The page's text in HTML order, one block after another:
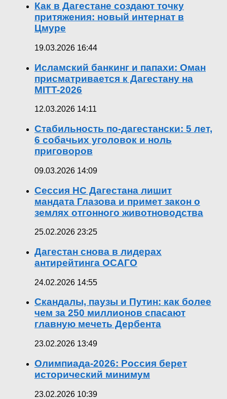
Как в Дагестане создают точку
притяжения: новый интернат в
Цмуре
19.03.2026 16:44
Исламский банкинг и папахи: Оман
присматривается к Дагестану на
MITT-2026
12.03.2026 14:11
Стабильность по-дагестански: 5 лет,
6 собачьих уголовок и ноль
приговоров
09.03.2026 14:09
Сессия НС Дагестана лишит
мандата Глазова и примет закон о
землях отгонного животноводства
25.02.2026 23:25
Дагестан снова в лидерах
антирейтинга ОСАГО
24.02.2026 14:55
Скандалы, паузы и Путин: как более
чем за 250 миллионов спасают
главную мечеть Дербента
23.02.2026 13:49
Олимпиада-2026: Россия берет
исторический минимум
23.02.2026 10:39